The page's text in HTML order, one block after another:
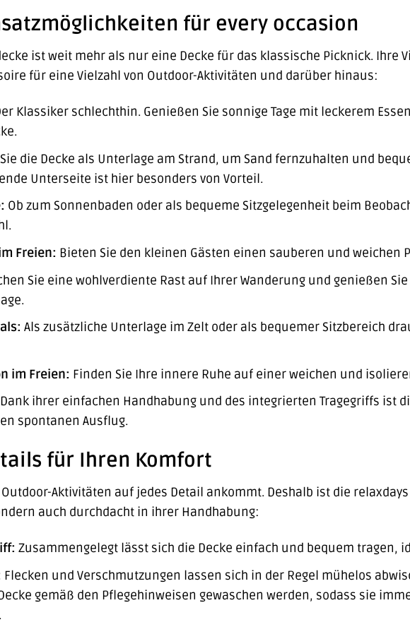
für every occasion
ist weit mehr als nur eine Decke für das klassische Picknick. Ihre
für eine Vielzahl von Outdoor-Aktivitäten und darüber hinaus:
Klassiker schlechthin. Genießen Sie sonnige Tage mit leckerem
die Decke als Unterlage am Strand, um Sand fernzuhalten und
Unterseite ist hier besonders von Vorteil.
Ob zum Sonnenbaden oder als bequeme Sitzgelegenheit beim
Freien: Bieten Sie den kleinen Gästen einen sauberen und weichen
Sie eine wohlverdiente Rast auf Ihrer Wanderung und genießen
Als zusätzliche Unterlage im Zelt oder als bequemer Sitzbereich
im Freien: Finden Sie Ihre innere Ruhe auf einer weichen und
Dank ihrer einfachen Handhabung und des integrierten Tragegriffs ist
spontanen Ausflug.
für Ihren Komfort
Aktivitäten auf jedes Detail ankommt. Deshalb ist die
auch durchdacht in ihrer Handhabung:
Zusammengelegt lässt sich die Decke einfach und bequem tragen,
Flecken und Verschmutzungen lassen sich in der Regel mühelos
gemäß den Pflegehinweisen gewaschen werden, sodass sie